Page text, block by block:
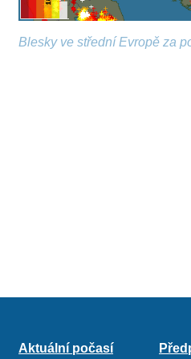
Blesky ve střední Evropě za
Aktuální počasí